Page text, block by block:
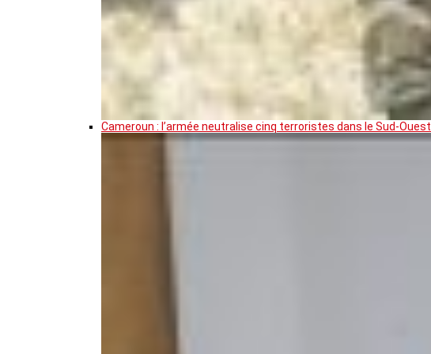
Cameroun : l’armée neutralise cinq terroristes dans le Sud-Ouest